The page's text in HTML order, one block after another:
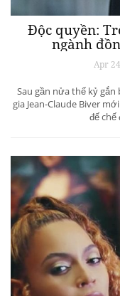
Độc quyền:
ngành
Apr
Sau gần nửa thế kỷ
gia Jean-Claude Biver
đế chế